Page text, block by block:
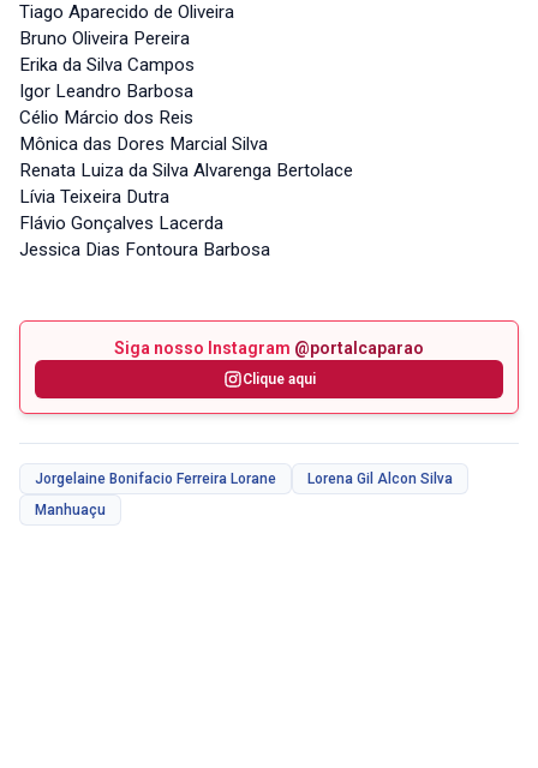
Tiago Aparecido de Oliveira
Bruno Oliveira Pereira
Erika da Silva Campos
Igor Leandro Barbosa
Célio Márcio dos Reis
Mônica das Dores Marcial Silva
Renata Luiza da Silva Alvarenga Bertolace
Lívia Teixeira Dutra
Flávio Gonçalves Lacerda
Jessica Dias Fontoura Barbosa
Siga nosso Instagram @portalcaparao
Clique aqui
Jorgelaine Bonifacio Ferreira Lorane
Lorena Gil Alcon Silva
Manhuaçu